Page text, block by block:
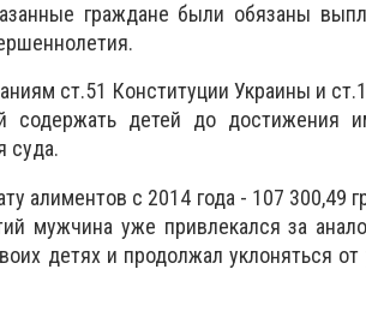
граждане были обязаны
ст.51 Конституции Украины и
содержать детей до достижения
суда.
алиментов с 2014 года - 107 300,49
мужчина уже привлекался за
детях и продолжал уклоняться